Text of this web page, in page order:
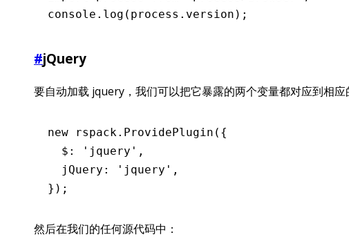
console .log ( process .version);
#jQuery
要自动加载 jquery，我们可以把它暴露的两个变量都对应到相应
new rspack .ProvidePlugin ({
  $
: 'jquery' ,
  jQuery
: 'jquery' ,
});
然后在我们的任何源代码中：